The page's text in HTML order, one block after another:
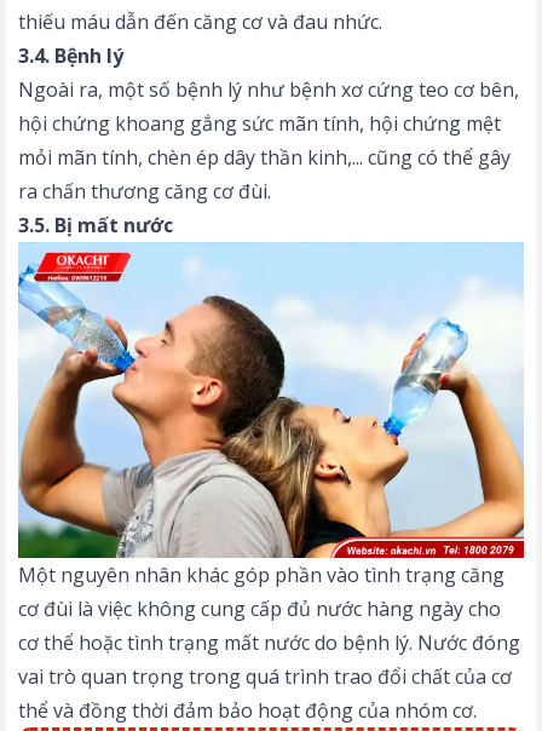
thiếu máu dẫn đến căng cơ và đau nhức.
3.4. Bệnh lý
Ngoài ra, một số bệnh lý như bệnh xơ cứng teo cơ bên,
hội chứng khoang gắng sức mãn tính, hội chứng mệt
mỏi mãn tính, chèn ép dây thần kinh,... cũng có thể gây
ra chấn thương căng cơ đùi.
3.5. Bị mất nước
Một nguyên nhân khác góp phần vào tình trạng căng
cơ đùi là việc không cung cấp đủ nước hàng ngày cho
cơ thể hoặc tình trạng mất nước do bệnh lý. Nước đóng
vai trò quan trọng trong quá trình trao đổi chất của cơ
thể và đồng thời đảm bảo hoạt động của nhóm cơ.